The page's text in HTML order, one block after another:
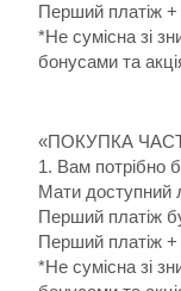
Перший платіж +
*Не сумісна зі
бонусами та
«ПОКУПКА
1. Вам потрібно
Мати доступний
Перший платіж
Перший платіж +
*Не сумісна зі